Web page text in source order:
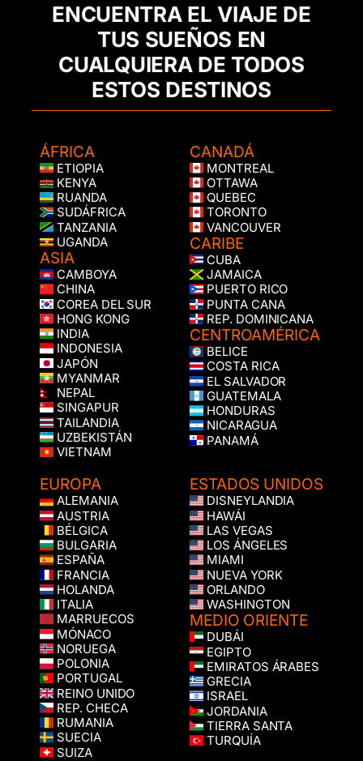
ENCUENTRA EL VIAJE DE
TUS SUEÑOS EN
CUALQUIERA DE TODOS
ESTOS DESTINOS
ÁFRICA
ETIOPIA
KENYA
RUANDA
SUDÁFRICA
TANZANIA
UGANDA
ASIA
CAMBOYA
CHINA
COREA DEL SUR
HONG KONG
INDIA
INDONESIA
JAPÓN
MYANMAR
NEPAL
SINGAPUR
TAILANDIA
UZBEKISTÁN
VIETNAM
CANADÁ
MONTREAL
OTTAWA
QUEBEC
TORONTO
VANCOUVER
CARIBE
CUBA
JAMAICA
PUERTO RICO
PUNTA CANA
REP. DOMINICANA
CENTROAMÉRICA
BELICE
COSTA RICA
EL SALVADOR
GUATEMALA
HONDURAS
NICARAGUA
PANAMÁ
EUROPA
ALEMANIA
AUSTRIA
BÉLGICA
BULGARIA
ESPAÑA
FRANCIA
HOLANDA
ITALIA
MARRUECOS
MÓNACO
NORUEGA
POLONIA
PORTUGAL
REINO UNIDO
REP. CHECA
RUMANIA
SUECIA
SUIZA
ESTADOS UNIDOS
DISNEYLANDIA
HAWÁI
LAS VEGAS
LOS ÁNGELES
MIAMI
NUEVA YORK
ORLANDO
WASHINGTON
MEDIO ORIENTE
DUBÁI
EGIPTO
EMIRATOS ÁRABES
GRECIA
ISRAEL
JORDANIA
TIERRA SANTA
TURQUÍA